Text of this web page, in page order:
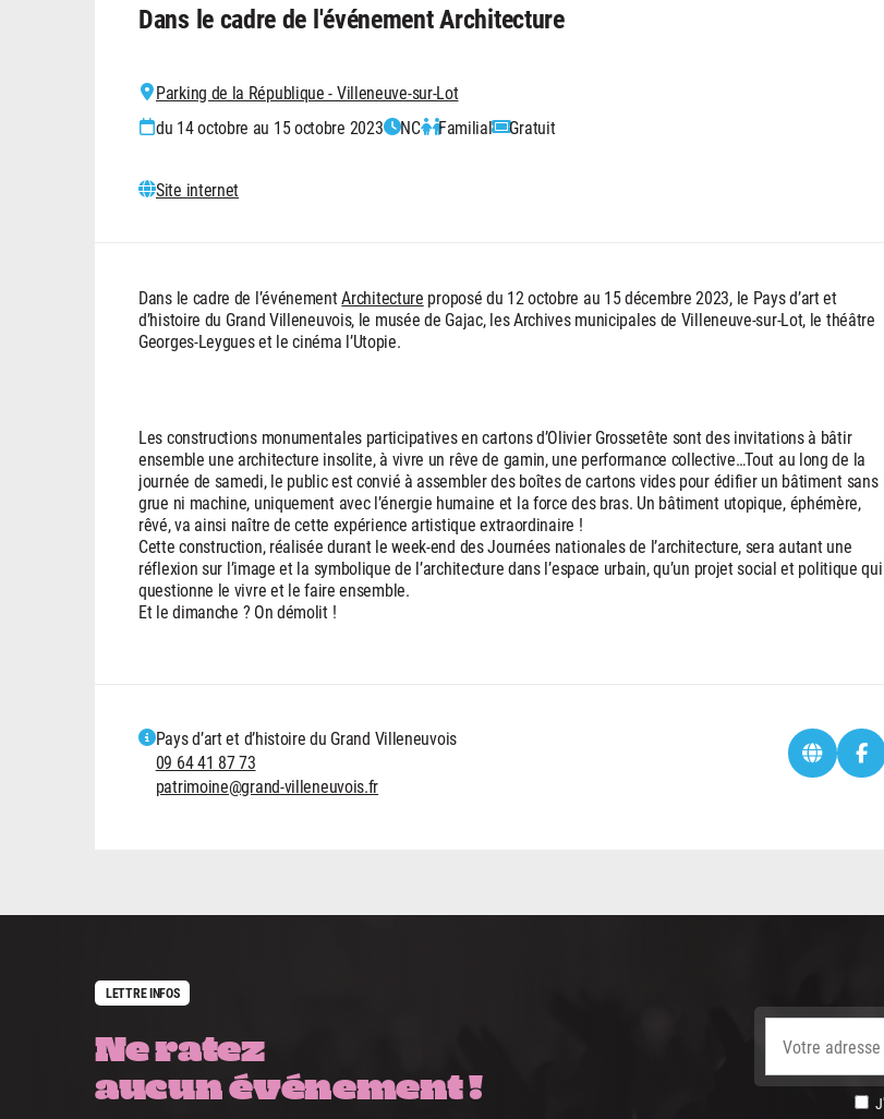
Dans le cadre de l'événement Architecture
Parking de la République - Villeneuve-sur-Lot
du 14 octobre au 15 octobre 2023
NC Familial Gratuit
Site internet
Dans le cadre de l’événementArchitecture proposé du 12 octobre au 15 décembre 2023, le Pays d’art et
d’histoire du Grand Villeneuvois, le musée de Gajac, les Archives municipales de Villeneuve-sur-Lot, le théâtre
Georges-Leygues et le cinéma l’Utopie.
Les constructions monumentales participatives en cartons d’Olivier Grossetête sont des invitations à bâtir
ensemble une architecture insolite, à vivre un rêve de gamin, une performance collective…Tout au long de la
journée de samedi, le public est convié à assembler des boîtes de cartons vides pour édifier un bâtiment sans
grue ni machine, uniquement avec l’énergie humaine et la force des bras. Un bâtiment utopique, éphémère,
rêvé, va ainsi naître de cette expérience artistique extraordinaire !
Cette construction, réalisée durant le week-end des Journées nationales de l’architecture, sera autant une
réflexion sur l’image et la symbolique de l’architecture dans l’espace urbain, qu’un projet social et politique qui
questionne le vivre et le faire ensemble.
Et le dimanche ? On démolit !
Pays d’art et d’histoire du Grand Villeneuvois
09 64 41 87 73
patrimoine@grand-villeneuvois.fr
LETTRE INFOS
Ne ratez
aucun événement !